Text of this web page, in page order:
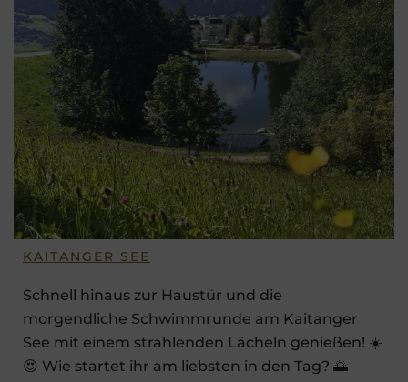
KAITANGER SEE
Schnell hinaus zur Haustür und die
morgendliche Schwimmrunde am Kaitanger
See mit einem strahlenden Lächeln genießen! ☀️
😍 Wie startet ihr am liebsten in den Tag? 🌅